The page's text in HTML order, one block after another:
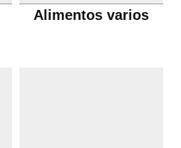
Alimentos varios